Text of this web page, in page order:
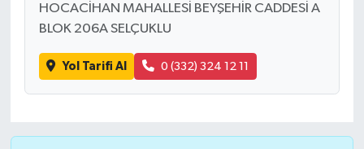
HOCACİHAN MAHALLESİ BEYŞEHİR CADDESİ A
BLOK 206A SELÇUKLU
Yol Tarifi Al 0 (332) 324 12 11